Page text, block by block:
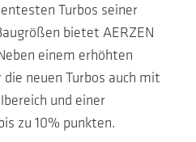
Turbos seiner
bietet AERZEN
einem erhöhten
neuen Turbos auch mit
und einer
zu 10% punkten.